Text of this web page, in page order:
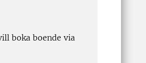
boka boende via